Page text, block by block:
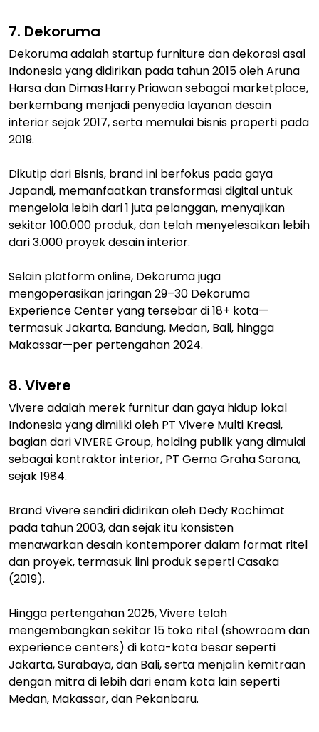
7. Dekoruma
Dekoruma adalah startup furniture dan dekorasi asal
Indonesia yang didirikan pada tahun 2015 oleh Aruna
Harsa dan Dimas Harry Priawan sebagai marketplace,
berkembang menjadi penyedia layanan desain
interior sejak 2017, serta memulai bisnis properti pada
2019.
Dikutip dari Bisnis, brand ini berfokus pada gaya
Japandi, memanfaatkan transformasi digital untuk
mengelola lebih dari 1 juta pelanggan, menyajikan
sekitar 100.000 produk, dan telah menyelesaikan lebih
dari 3.000 proyek desain interior.
Selain platform online, Dekoruma juga
mengoperasikan jaringan 29–30 Dekoruma
Experience Center yang tersebar di 18+ kota—
termasuk Jakarta, Bandung, Medan, Bali, hingga
Makassar—per pertengahan 2024.
8. Vivere
Vivere adalah merek furnitur dan gaya hidup lokal
Indonesia yang dimiliki oleh PT Vivere Multi Kreasi,
bagian dari VIVERE Group, holding publik yang dimulai
sebagai kontraktor interior, PT Gema Graha Sarana,
sejak 1984.
Brand Vivere sendiri didirikan oleh Dedy Rochimat
pada tahun 2003, dan sejak itu konsisten
menawarkan desain kontemporer dalam format ritel
dan proyek, termasuk lini produk seperti Casaka
(2019).
Hingga pertengahan 2025, Vivere telah
mengembangkan sekitar 15 toko ritel (showroom dan
experience centers) di kota-kota besar seperti
Jakarta, Surabaya, dan Bali, serta menjalin kemitraan
dengan mitra di lebih dari enam kota lain seperti
Medan, Makassar, dan Pekanbaru.